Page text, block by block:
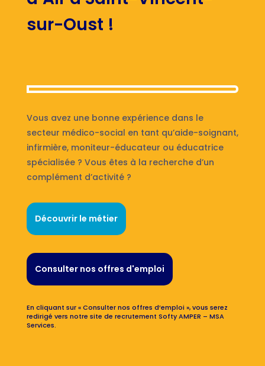
sur-Oust !
Vous avez une bonne expérience dans le
secteur médico-social en tant qu’aide-soignant,
infirmière, moniteur-éducateur ou éducatrice
spécialisée ? Vous êtes à la recherche d’un
complément d’activité ?
Découvrir le métier
Consulter nos offres d'emploi
En cliquant sur « Consulter nos offres d’emploi », vous serez
redirigé vers notre site de recrutement Softy AMPER – MSA
Services.